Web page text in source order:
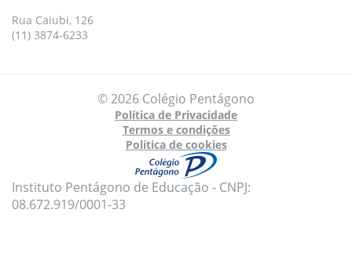
Rua Caiubi, 126
(11) 3874-6233
© 2026 Colégio Pentágono
Política de Privacidade
Termos e condições
Política de cookies
Instituto Pentágono de Educação - CNPJ:
08.672.919/0001-33